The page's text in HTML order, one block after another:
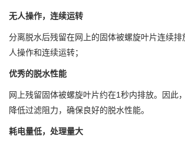
无人操作，连续运转
分离脱水后残留在网上的固体被螺旋叶片连续排
人操作和连续运转；
优秀的脱水性能
网上残留固体被螺旋叶片约在1秒内排放。因此
降低过滤阻力，确保良好的脱水性能。
耗电量低，处理量大